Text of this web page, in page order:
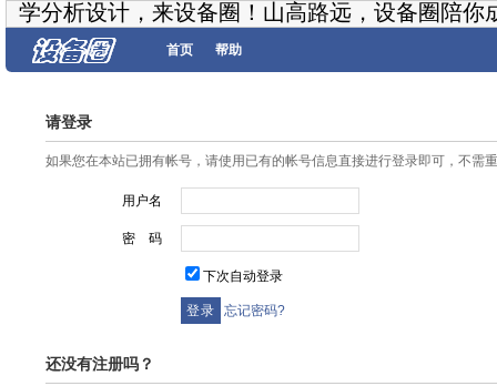
学分析设计，来设备圈！山高路远，设备圈陪你
首页 帮助
请登录
如果您在本站已拥有帐号，请使用已有的帐号信息直接进行登录即可，不需
用户名
密 码
下次自动登录
忘记密码?
还没有注册吗？